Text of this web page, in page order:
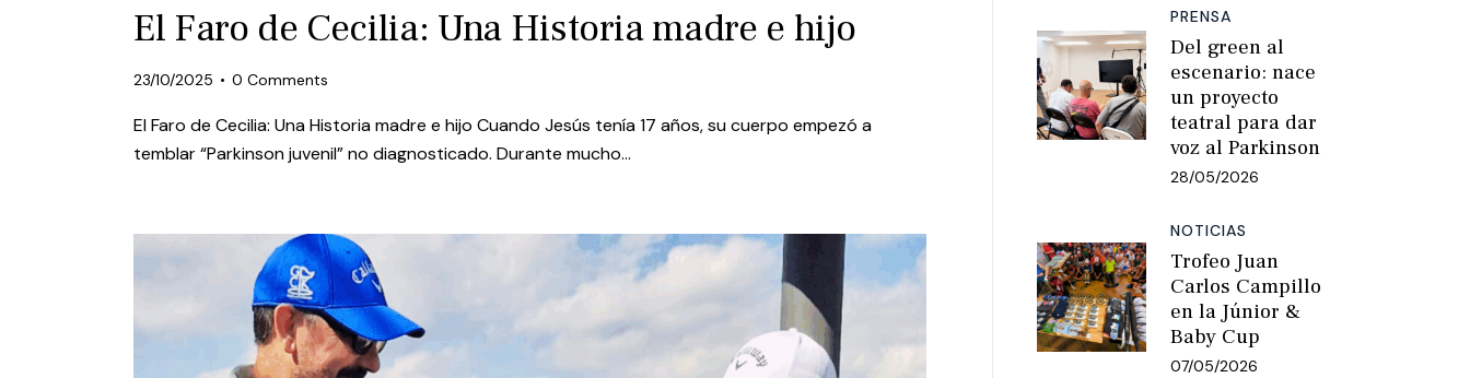
El Faro de Cecilia: Una Historia madre e hijo
23/10/2025 0 Comments
El Faro de Cecilia: Una Historia madre e hijo Cuando Jesús tenía 17 años, su cuerpo empezó a
temblar “Parkinson juvenil” no diagnosticado. Durante mucho…
PRENSA
Del green al
escenario: nace
un proyecto
teatral para dar
voz al Parkinson
28/05/2026
NOTICIAS
Trofeo Juan
Carlos Campillo
en la Júnior &
Baby Cup
07/05/2026